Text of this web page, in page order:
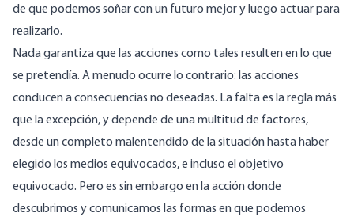
de que podemos soñar con un futuro mejor y luego actuar para
realizarlo.
Nada garantiza que las acciones como tales resulten en lo que
se pretendía. A menudo ocurre lo contrario: las acciones
conducen a consecuencias no deseadas. La falta es la regla más
que la excepción, y depende de una multitud de factores,
desde un completo malentendido de la situación hasta haber
elegido los medios equivocados, e incluso el objetivo
equivocado. Pero es sin embargo en la acción donde
descubrimos y comunicamos las formas en que podemos